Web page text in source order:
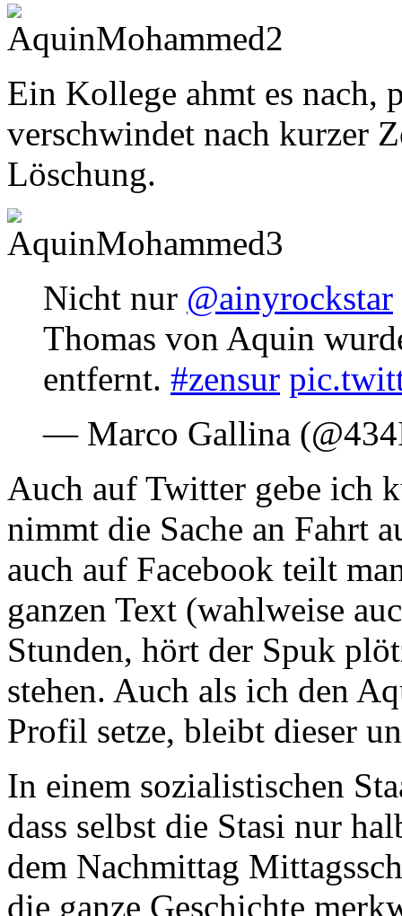
Ein Kollege ahmt es nach,
verschwindet nach kurzer
Löschung.
Nicht nur @ainyrockstar
Thomas von Aquin
entfernt. #zensur
— Marco Gallina
Auch auf Twitter gebe ich
nimmt die Sache an Fahrt
auch auf Facebook teilt
ganzen Text (wahlweise
Stunden, hört der Spuk
stehen. Auch als ich den
Profil setze, bleibt dieser
In einem sozialistischen
dass selbst die Stasi nur
dem Nachmittag
die ganze Geschichte